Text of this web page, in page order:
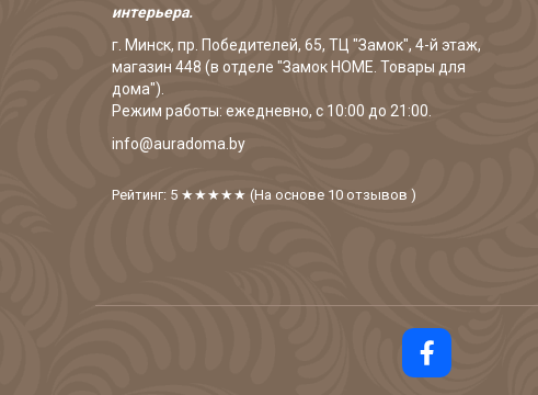
интерьера.
г. Минск, пр. Победителей, 65, ТЦ "Замок", 4-й этаж,
магазин 448 (в отделе "Замок HOME. Товары для
дома").
Режим работы: ежедневно, с 10:00 до 21:00.
info@auradoma.by
Рейтинг: 5 ★★★★★ (На основе 10 отзывов )